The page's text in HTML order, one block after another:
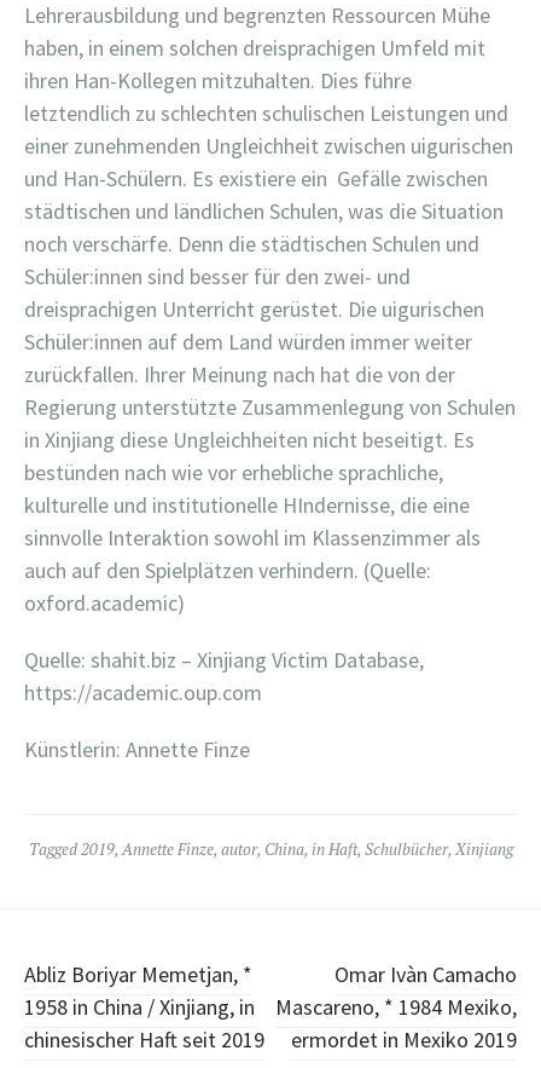
Lehrerausbildung und begrenzten Ressourcen Mühe
haben, in einem solchen dreisprachigen Umfeld mit
ihren Han-Kollegen mitzuhalten. Dies führe
letztendlich zu schlechten schulischen Leistungen und
einer zunehmenden Ungleichheit zwischen uigurischen
und Han-Schülern. Es existiere ein Gefälle zwischen
städtischen und ländlichen Schulen, was die Situation
noch verschärfe. Denn die städtischen Schulen und
Schüler:innen sind besser für den zwei- und
dreisprachigen Unterricht gerüstet. Die uigurischen
Schüler:innen auf dem Land würden immer weiter
zurückfallen. Ihrer Meinung nach hat die von der
Regierung unterstützte Zusammenlegung von Schulen
in Xinjiang diese Ungleichheiten nicht beseitigt. Es
bestünden nach wie vor erhebliche sprachliche,
kulturelle und institutionelle HIndernisse, die eine
sinnvolle Interaktion sowohl im Klassenzimmer als
auch auf den Spielplätzen verhindern. (Quelle:
oxford.academic)
Quelle: shahit.biz – Xinjiang Victim Database,
https://academic.oup.com
Künstlerin: Annette Finze
Tagged2019,Annette Finze, autor, China, in Haft, Schulbücher,Xinjiang
Post
navigation
Abliz Boriyar Memetjan, *
1958 in China / Xinjiang, in
chinesischer Haft seit 2019
Omar Ivàn Camacho
Mascareno, * 1984 Mexiko,
ermordet in Mexiko 2019